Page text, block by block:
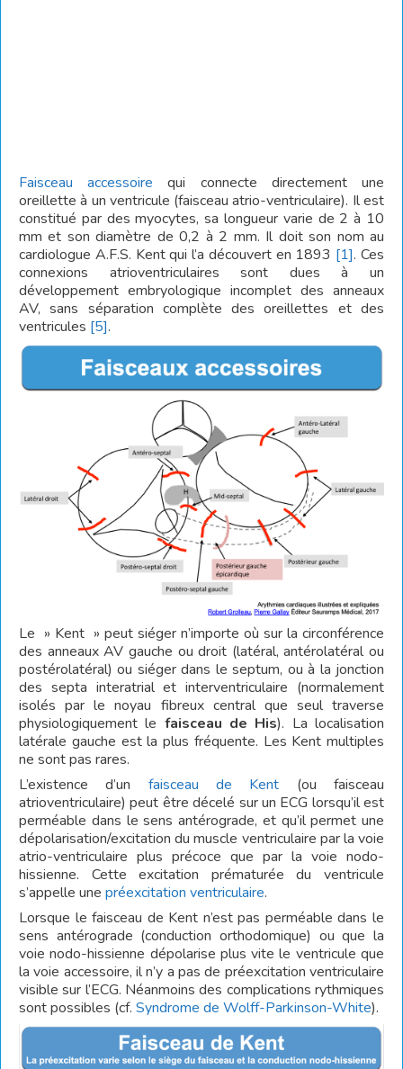
Faisceau accessoire qui connecte directement une
oreillette à un ventricule (faisceau atrio-ventriculaire). Il est
constitué par des myocytes, sa longueur varie de 2 à 10
mm et son diamètre de 0,2 à 2 mm. Il doit son nom au
cardiologue A.F.S. Kent qui l’a découvert en 1893 [1]. Ces
connexions atrioventriculaires sont dues à un
développement embryologique incomplet des anneaux
AV, sans séparation complète des oreillettes et des
ventricules [5].
Le » Kent » peut siéger n’importe où sur la circonférence
des anneaux AV gauche ou droit (latéral, antérolatéral ou
postérolatéral) ou siéger dans le septum, ou à la jonction
des septa interatrial et interventriculaire (normalement
isolés par le noyau fibreux central que seul traverse
physiologiquement le faisceau de His). La localisation
latérale gauche est la plus fréquente. Les Kent multiples
ne sont pas rares.
L’existence d’un faisceau de Kent (ou faisceau
atrioventriculaire) peut être décelé sur un ECG lorsqu’il est
perméable dans le sens antérograde, et qu’il permet une
dépolarisation/excitation du muscle ventriculaire par la voie
atrio-ventriculaire plus précoce que par la voie nodo-
hissienne. Cette excitation prématurée du ventricule
s’appelle une préexcitation ventriculaire.
Lorsque le faisceau de Kent n’est pas perméable dans le
sens antérograde (conduction orthodomique) ou que la
voie nodo-hissienne dépolarise plus vite le ventricule que
la voie accessoire, il n’y a pas de préexcitation ventriculaire
visible sur l’ECG. Néanmoins des complications rythmiques
sont possibles (cf. Syndrome de Wolff-Parkinson-White).